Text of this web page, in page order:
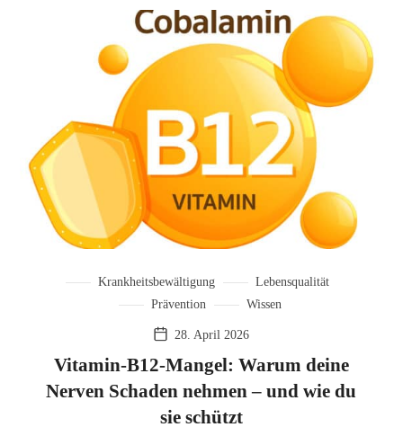
Krankheitsbewältigung
Lebensqualität
Prävention
Wissen
28. April 2026
Vitamin-B12-Mangel: Warum deine
Nerven Schaden nehmen – und wie du
sie schützt